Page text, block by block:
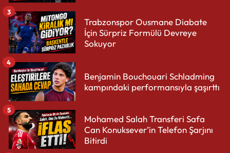
Trabzonspor Ousmane Diabate
İçin Sürpriz Formülü Devreye
Sokuyor
3
Benjamin Bouchouari Schladming
kampındaki performansıyla şaşırttı
4
Mohamed Salah Transferi Safa
Can Konuksever’in Telefon Şarjını
Bitirdi
5